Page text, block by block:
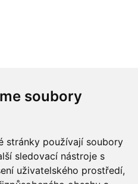
soubory
stránky používají soubory
sledovací nástroje s
uživatelského prostředí,